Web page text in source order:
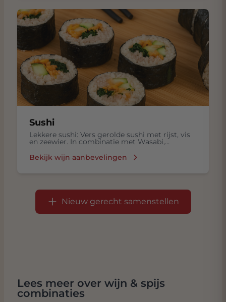
Sushi
Lekkere sushi: Vers gerolde sushi met rijst, vis
en zeewier. In combinatie met Wasabi,
Bekijk wijn aanbevelingen
Nieuw gerecht samenstellen
Lees meer over wijn & spijs
combinaties